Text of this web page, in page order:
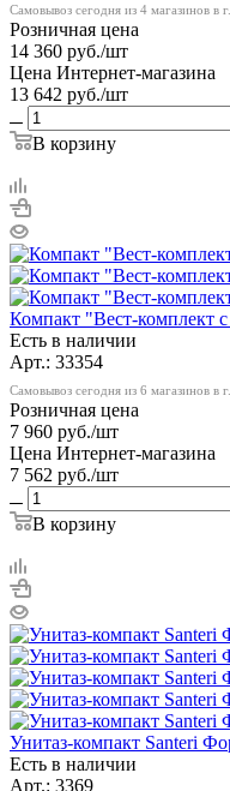
Самовывоз сегодня из 4 магазинов в
Розничная цена
14 360 руб./шт
Цена Интернет-магазина
13 642 руб./шт
В корзину
Компакт "Вест-комплект
Есть в наличии
Арт.: 33354
Самовывоз сегодня из 6 магазинов в
Розничная цена
7 960 руб./шт
Цена Интернет-магазина
7 562 руб./шт
В корзину
Унитаз-компакт Santeri
Есть в наличии
Арт.: 3369